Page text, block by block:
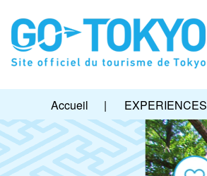
Accueil | EXPERIENCES